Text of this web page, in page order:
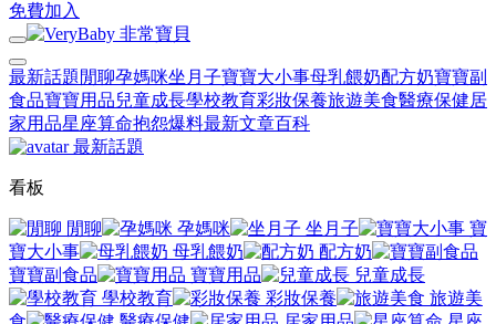
免費加入
最新話題 閒聊孕媽咪坐月子寶寶大小事母乳餵奶配方奶寶寶副
食品寶寶用品兒童成長學校教育彩妝保養旅遊美食醫療保健居
家用品星座算命抱怨爆料最新文章百科
最新話題
看板
閒聊 孕媽咪 坐月子
寶
寶大小事
母乳餵奶
配方奶
寶寶副食品
寶寶用品
兒童成長
學校教育
彩妝保養
旅遊美